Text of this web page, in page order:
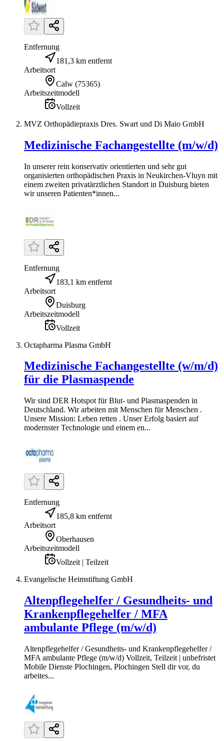
Entfernung
181,3 km entfernt
Arbeitsort
Calw (75365)
Arbeitszeitmodell
Vollzeit
MVZ Orthopädiepraxis Dres. Swart und Di Maio GmbH
Medizinische Fachangestellte (m/w/d)
In unserer rein konservativ orientierten und sehr gut
organisierten orthopädischen Praxis in Neukirchen-Vluyn mit
einem zweiten privatärztlichen Standort in Duisburg bieten
wir unseren Patienten*innen...
Entfernung
183,1 km entfernt
Arbeitsort
Duisburg
Arbeitszeitmodell
Vollzeit
Octapharma Plasma GmbH
Medizinische Fachangestellte (w/m/d)
für die Plasmaspende
Wir sind DER Hotspot für Blut- und Plasmaspenden in
Deutschland. Wir arbeiten mit Menschen für Menschen .
Unsere Mission: Leben retten . Unser Erfolg basiert auf
modernster Technologie und einem en...
Entfernung
185,8 km entfernt
Arbeitsort
Oberhausen
Arbeitszeitmodell
Vollzeit | Teilzeit
Evangelische Heimstiftung GmbH
Altenpflegehelfer / Gesundheits- und
Krankenpflegehelfer / MFA
ambulante Pflege (m/w/d)
Altenpflegehelfer / Gesundheits- und Krankenpflegehelfer /
MFA ambulante Pflege (m/w/d) Vollzeit, Teilzeit | unbefristet
Mobile Dienste Plochingen, Plochingen Stell dir vor, du
arbeites...